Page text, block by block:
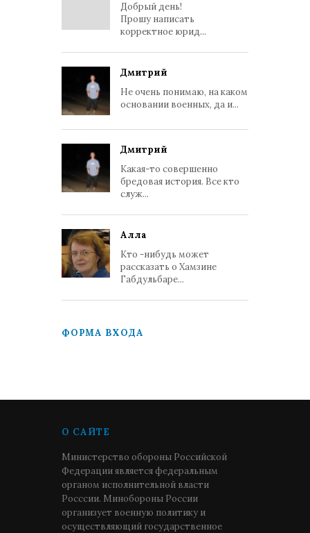
Добрый день!
Прошу написать
корректное юрид...
Дмитрий
Не очень понимаю, на каком
основании военных, да и...
Дмитрий
Какая-то совершенно
бредовая история. Все кто
служ...
Алла
Кто -нибудь может
рассказать о Хамзине
Габдульбаре...
ФОРМА ВХОДА
О САЙТЕ
Министерство обороны Российской
Федерации является федеральным
органом исполнительной власти
Росссии. Минобороны России
организует военную политику и
осуществляющий государственное